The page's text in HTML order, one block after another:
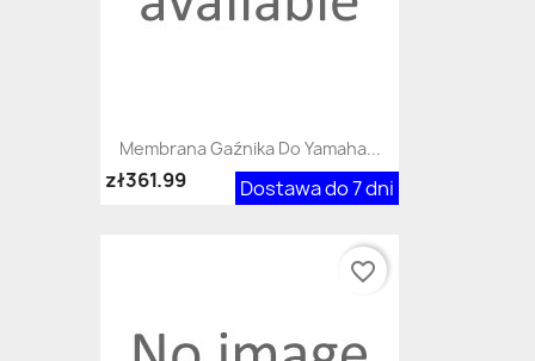
Membrana Gaźnika Do Yamaha...
Dostawa do 7 dni
zł361.99
favorite_border